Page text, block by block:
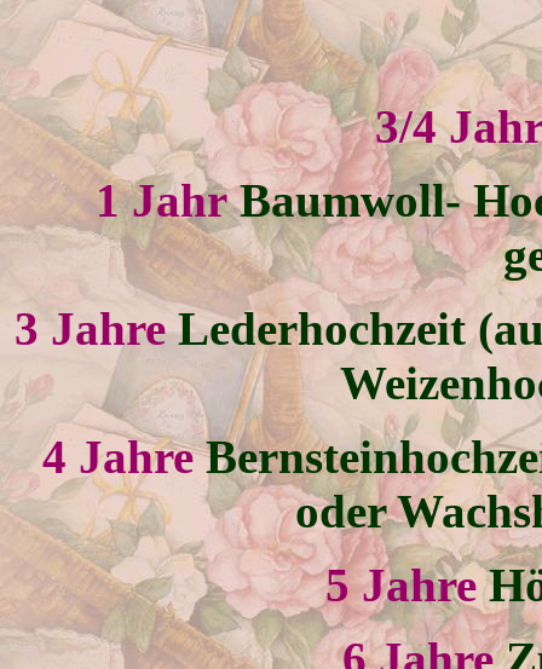
3/4
1 Jahr Baumwoll-
3 Jahre Lederhochzeit
4 Jahre
oder
5 Jahre